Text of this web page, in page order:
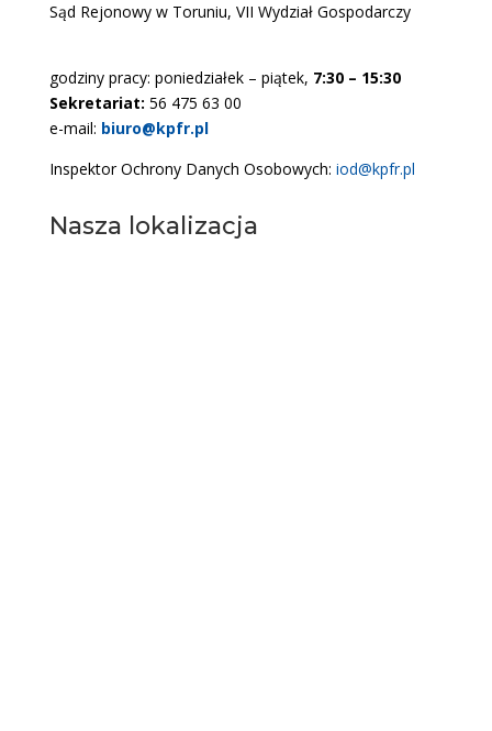
Sąd Rejonowy w Toruniu, VII Wydział Gospodarczy
godziny pracy: poniedziałek – piątek, 7:30 – 15:30
Sekretariat: 56 475 63 00
e-mail: biuro@kpfr.pl
Inspektor Ochrony Danych Osobowych: iod@kpfr.pl
Nasza lokalizacja